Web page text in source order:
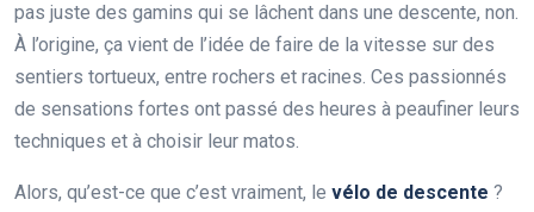
pas juste des gamins qui se lâchent dans une descente, non.
À l’origine, ça vient de l’idée de faire de la vitesse sur des
sentiers tortueux, entre rochers et racines. Ces passionnés
de sensations fortes ont passé des heures à peaufiner leurs
techniques et à choisir leur matos.
Alors, qu’est-ce que c’est vraiment, le vélo de descente ?